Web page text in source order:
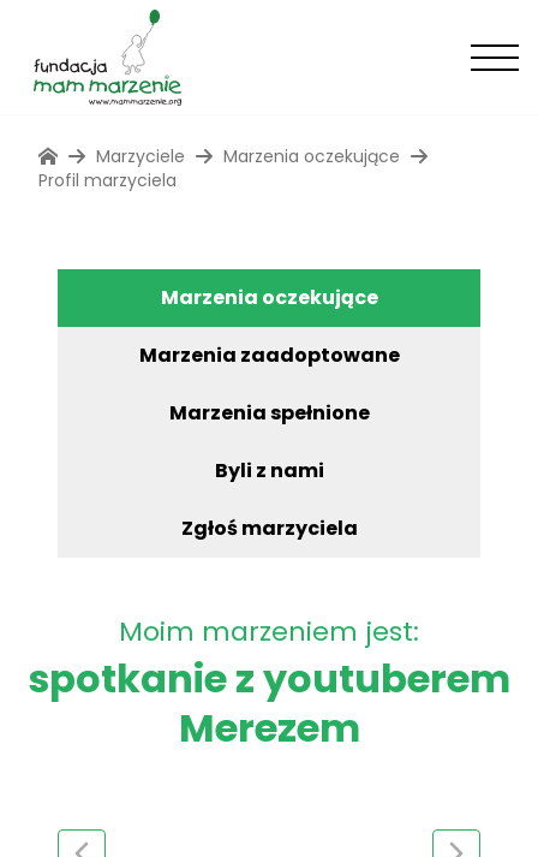
Marzyciele
Marzenia oczekujące
Profil marzyciela
Marzenia oczekujące
Marzenia zaadoptowane
Marzenia spełnione
Byli z nami
Zgłoś marzyciela
Moim marzeniem jest:
spotkanie z youtuberem
Merezem